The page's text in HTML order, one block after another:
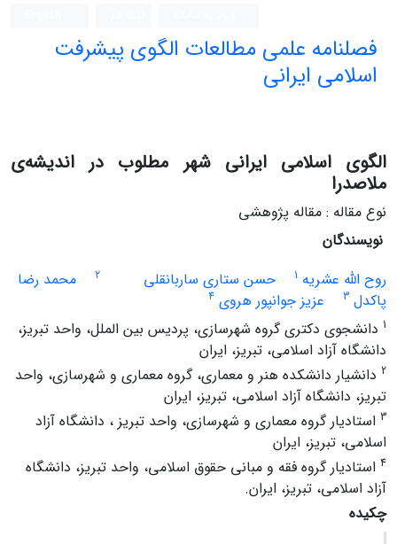
فصلنامه علمی مطالعات الگوی پیشرفت
اسلامی ایرانی
الگوی اسلامی ایرانی شهر مطلوب در اندیشه‌ی
ملاصدرا
نوع مقاله : مقاله پژوهشی
نویسندگان
روح الله عشریه 1 حسن ستاری ساربانقلی 2
محمد رضا
پاکدل 3 عزیز جوانپور هروی 4
1 دانشجوی دکتری گروه شهرسازی، پردیس بین الملل، واحد تبریز،
دانشگاه آزاد اسلامی، تبریز، ایران
2 دانشیار دانشکده هنر و معماری، گروه معماری و شهرسازی، واحد
تبریز، دانشگاه آزاد اسلامی، تبریز، ایران
3 استادیار گروه معماری و شهرسازی، واحد تبریز ، دانشگاه آزاد
اسلامی، تبریز، ایران
4 استادیار گروه فقه و مبانی حقوق اسلامی، واحد تبریز، دانشگاه
آزاد اسلامی، تبریز، ایران.
چکیده